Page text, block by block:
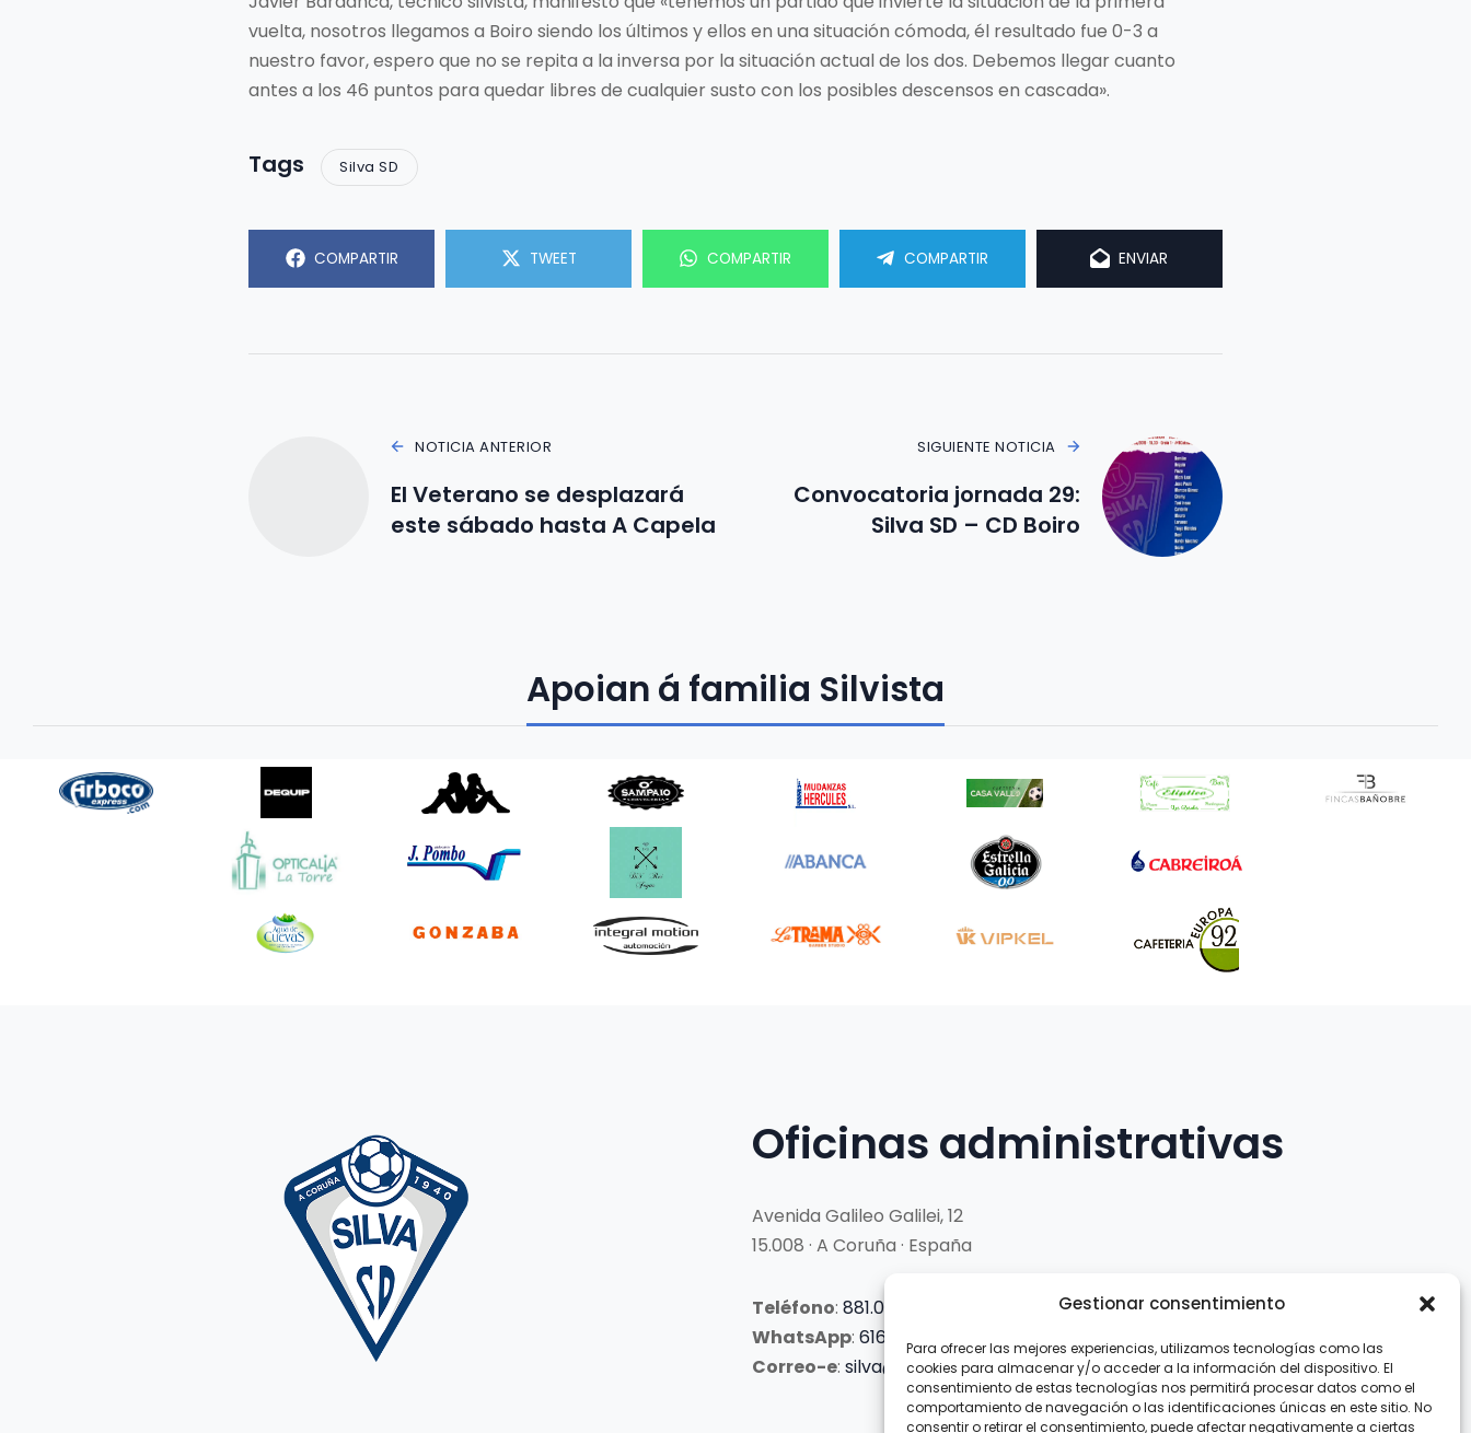
Gestionar consentimiento
Para ofrecer las mejores experiencias, utilizamos tecnologías como las
cookies para almacenar y/o acceder a la información del dispositivo. El
consentimiento de estas tecnologías nos permitirá procesar datos como el
comportamiento de navegación o las identificaciones únicas en este sitio. No
consentir o retirar el consentimiento, puede afectar negativamente a ciertas
vuelta, nosotros llegamos a Boiro siendo los últimos y ellos en una situación cómoda, él resultado fue 0-3 a
nuestro favor, espero que no se repita a la inversa por la situación actual de los dos. Debemos llegar cuanto
antes a los 46 puntos para quedar libres de cualquier susto con los posibles descensos en cascada».
Tags Silva SD
COMPARTIR TWEET COMPARTIR COMPARTIR ENVIAR
NOTICIA ANTERIOR
El Veterano se desplazará
este sábado hasta A Capela
SIGUIENTE NOTICIA
Convocatoria jornada 29:
Silva SD – CD Boiro
Apoian á familia Silvista
Oficinas administrativas
Avenida Galileo Galilei, 12
15.008 · A Coruña · España
Teléfono: 881.069.303
WhatsApp: 616.897.466
Correo-e: silva@clubsilva.com